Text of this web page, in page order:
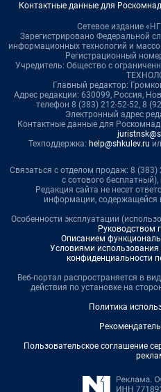
Контактные данные для
Сетевое издание
Зарегистрировано Федеральной
информационных технологий и
Регистрационный
Учредитель: Общество с
Главный редактор:
Адрес редакции: 630099, Россия,
телефон 8 (383) 212-52-52, 8
Электронный адрес
Контактные данные для
Техподдержка: help@shkulev.ru
Связаться с отделом продаж: 8 (383)
с сотового бесплатный),
Редакция сайта не несет
информации, содержащейся
Особенности эксплуатации
Руководством
Описанием
Условиями использования
конфиденциальности
Веб-портал распространяется в
действия по установке на
Политика
Пользовательское соглашение